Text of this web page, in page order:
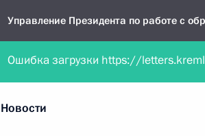
Управление Президента по работе с
Обратиться в форме электронного
Все новости
Новости
Ошибка загрузки https://